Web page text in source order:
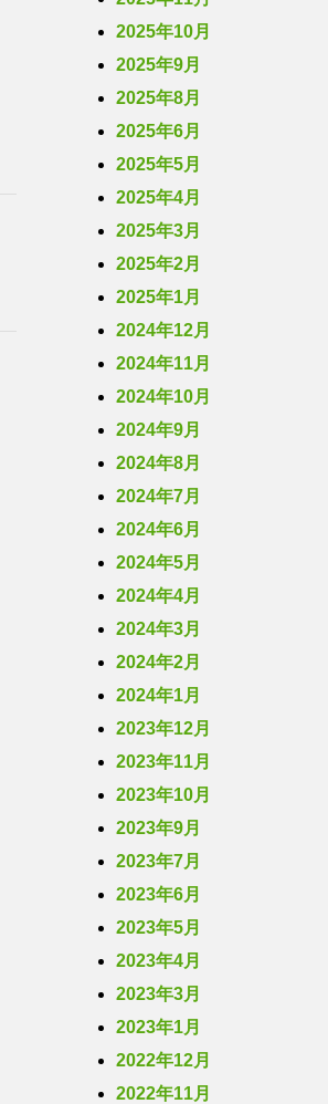
2025年10月
2025年9月
2025年8月
2025年6月
2025年5月
2025年4月
2025年3月
2025年2月
2025年1月
2024年12月
2024年11月
2024年10月
2024年9月
2024年8月
2024年7月
2024年6月
2024年5月
2024年4月
2024年3月
2024年2月
2024年1月
2023年12月
2023年11月
2023年10月
2023年9月
2023年7月
2023年6月
2023年5月
2023年4月
2023年3月
2023年1月
2022年12月
2022年11月